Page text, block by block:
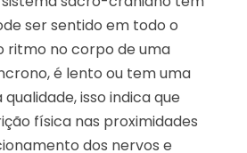
ser sentido em todo o
ritmo no corpo de uma
é lento ou tem uma
isso indica que
física nas proximidades
dos nervos e